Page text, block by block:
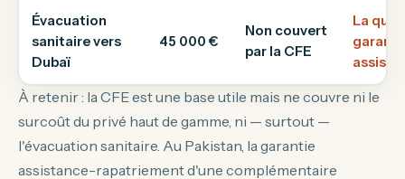
Évacuation
sanitaire vers
Dubaï
45 000 €
Non couvert
par la CFE
La
À retenir : la CFE est une base utile mais ne couvre ni le
surcoût du privé haut de gamme, ni — surtout —
l'évacuation sanitaire. Au Pakistan, la garantie
assistance-rapatriement d'une complémentaire